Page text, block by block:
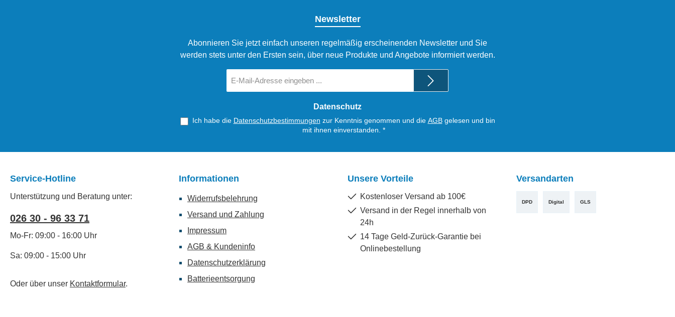
Newsletter
Abonnieren Sie jetzt einfach unseren regelmäßig erscheinenden Newsletter und Sie
werden stets unter den Ersten sein, über neue Produkte und Angebote informiert werden.
Mail-
Datenschutz
Ich habe die Datenschutzbestimmungen zur Kenntnis genommen und die AGBgelesen und bin
mit ihnen einverstanden. *
Service-Hotline
Unterstützung und Beratung unter:
026 30 - 96 33 71
Mo-Fr: 09:00 - 16:00 Uhr
Sa: 09:00 - 15:00 Uhr
Oder über unser Kontaktformular.
Informationen
Widerrufsbelehrung
Versand und Zahlung
Impressum
AGB & Kundeninfo
Datenschutzerklärung
Batterieentsorgung
Unsere Vorteile
Kostenloser Versand ab 100€
Versand in der Regel innerhalb von
24h
14 Tage Geld-Zurück-Garantie bei
Onlinebestellung
Versandarten
DPD Digital GLS